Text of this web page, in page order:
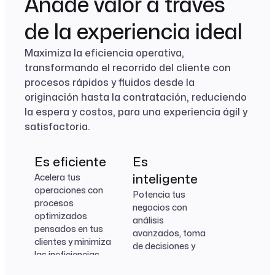
Añade valor a través
de la experiencia ideal
Maximiza la eficiencia operativa,
transformando el recorrido del cliente con
procesos rápidos y fluidos desde la
originación hasta la contratación, reduciendo
la espera y costos, para una experiencia ágil y
satisfactoria.
Es eficiente
Acelera tus
operaciones con
procesos
optimizados
pensados en tus
clientes y minimiza
las ineficiencias
Es
inteligente
Potencia tus
negocios con
análisis
avanzados, toma
de decisiones y
Connect
Sincroniza
información de
forma ágil y segura
Getdata
Almacena y
organiza la
información
recolectada.
Connect
información de
forma ágil y segura
Getdata
organiza la
información
recolectada
Motores de
riesgo
Evalúa
oportunidades y
genera ofertas
dentro de tus
estándares de
riesgo
Accord
optimiza el
proceso de firma
de contratos
FaceSign
identidad y la firma
digital de
contratos con la
máxima seguridad
Vizdata
Visualiza y analiza
comportamiento
del cliente
empresa.
Vizdata
el
comportamiento
del cliente
empresa.
Fleet
negocio con
tecnología low-
code